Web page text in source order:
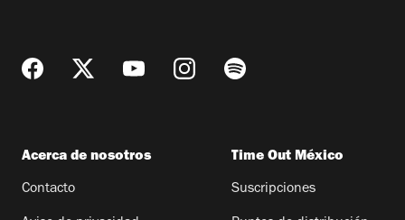
Acerca de nosotros
Contacto
Time Out México
Suscripciones